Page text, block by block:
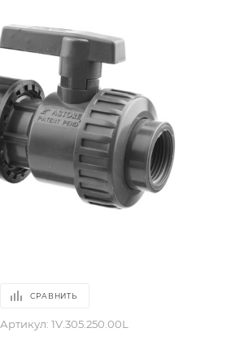
СРАВНИТЬ
Артикул: 1V.305.250.00L